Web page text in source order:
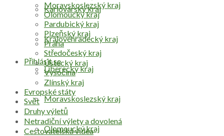
Přihlásit se
Karlovarský kraj
Královéhradecký kraj
Liberecký kraj
Moravskoslezský kraj
Olomoucký kraj
Moravskoslezský kraj
Olomoucký kraj
Pardubický kraj
Plzeňský kraj
Praha
Středočeský kraj
Ústecký kraj
Vysočina
Zlínský kraj
Evropské státy
Svět
Druhy výletů
Netradiční výlety a dovolená
Cestovatelská videa